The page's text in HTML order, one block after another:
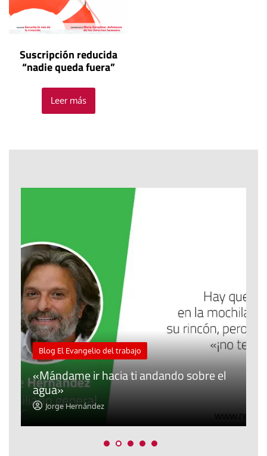
Suscripción reducida
“nadie queda fuera”
Leer más
Blog El Evangelio del trabajo
«Mándame ir hacia ti andando sobre el
agua»
Jorge Hernández